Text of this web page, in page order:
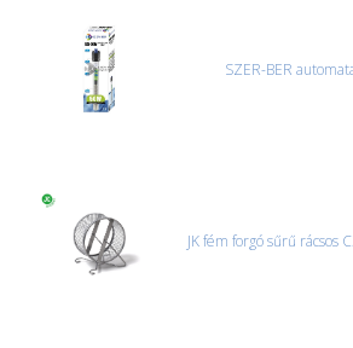
SZER-BER
JK fém forgó sűrű rácsos